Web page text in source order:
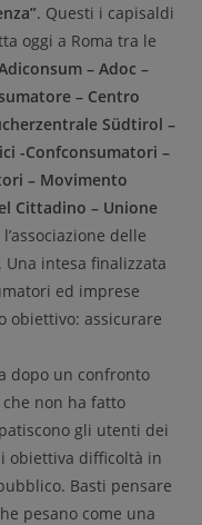
. Questi i capisaldi
oggi a Roma tra le
– Adoc –
– Centro
Südtirol –
-Confconsumatori –
– Movimento
Cittadino – Unione
l’associazione delle
intesa finalizzata
ed imprese
obiettivo: assicurare
dopo un confronto
non ha fatto
gli utenti dei
obiettiva difficoltà in
Basti pensare
pesano come una